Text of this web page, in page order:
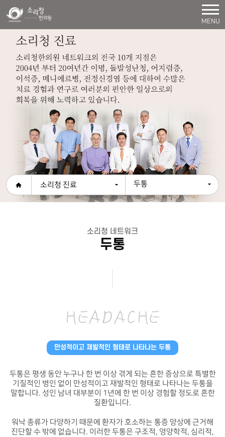
MENU
소리청 진료 두통
소리청 네트워크
두통
HEADACHE
만성적이고 재발적인 형태로 나타나는 두통
두통은 평생 동안 누구나 한 번 이상 겪게 되는 흔한 증상으로 특별한
기질적인 병인 없이 만성적이고 재발적인 형태로 나타나는 두통을
말합니다. 성인 남녀 대부분이 1년에 한 번 이상 경험할 정도로 흔한
질환입니다.
워낙 종류가 다양하기 때문에 환자가 호소하는 통증 양상에 근거해
진단할 수 밖에 없습니다. 이러한 두통은 구조적, 영양학적, 심리적,